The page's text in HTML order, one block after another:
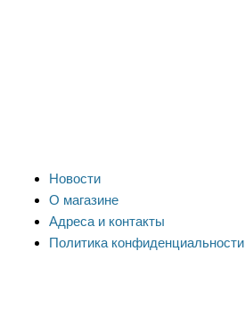
Новости
О магазине
Адреса и контакты
Политика конфиденциальности